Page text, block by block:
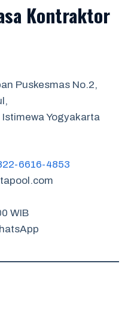
Kontraktor
Puskesmas No.2,
Yogyakarta
6616-4853
WIB